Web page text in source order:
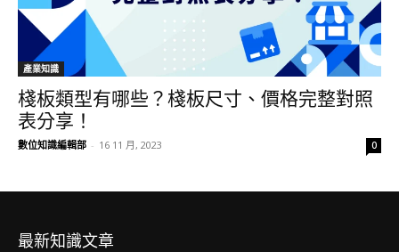
產業知識
棧板類型有哪些？棧板尺寸、價格完整對照
表分享！
數位知識編輯部 - 16 11 月, 2023 0
最新知識文章